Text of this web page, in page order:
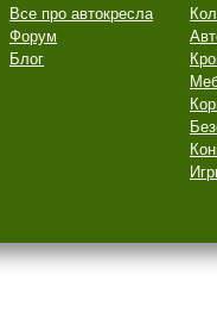
Все про автокресла
Форум
Блог